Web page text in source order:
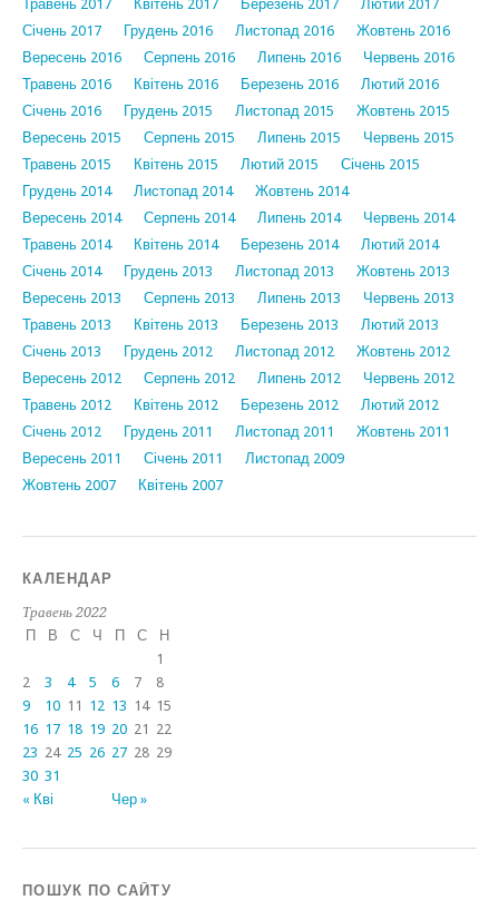
Травень 2017 Квітень 2017 Березень 2017
Лютий 2017
Січень 2017
Грудень 2016 Листопад 2016
Жовтень 2016
Вересень 2016
Серпень 2016 Липень 2016
Червень 2016
Травень 2016
Квітень 2016 Березень 2016
Лютий 2016
Січень 2016
Грудень 2015 Листопад 2015
Жовтень 2015
Вересень 2015
Серпень 2015 Липень 2015
Червень 2015
Травень 2015
Квітень 2015 Лютий 2015
Січень 2015
Грудень 2014
Листопад 2014
Жовтень 2014
Вересень 2014
Серпень 2014 Липень 2014
Червень 2014
Травень 2014
Квітень 2014 Березень 2014
Лютий 2014
Січень 2014
Грудень 2013 Листопад 2013
Жовтень 2013
Вересень 2013
Серпень 2013 Липень 2013
Червень 2013
Травень 2013
Квітень 2013 Березень 2013
Лютий 2013
Січень 2013
Грудень 2012 Листопад 2012
Жовтень 2012
Вересень 2012
Серпень 2012 Липень 2012
Червень 2012
Травень 2012
Квітень 2012 Березень 2012
Лютий 2012
Січень 2012
Грудень 2011 Листопад 2011
Жовтень 2011
Вересень 2011
Січень 2011
Листопад 2009
Жовтень 2007
Квітень 2007
КАЛЕНДАР
Травень 2022
П
В С Ч П С Н
« Кві Чер »
1
2
3 4 5 6 7
8
9
10 11 12 13 14 15
16 17 18 19 20 21 22
23 24 25 26 27 28 29
30 31
ПОШУК ПО САЙТУ